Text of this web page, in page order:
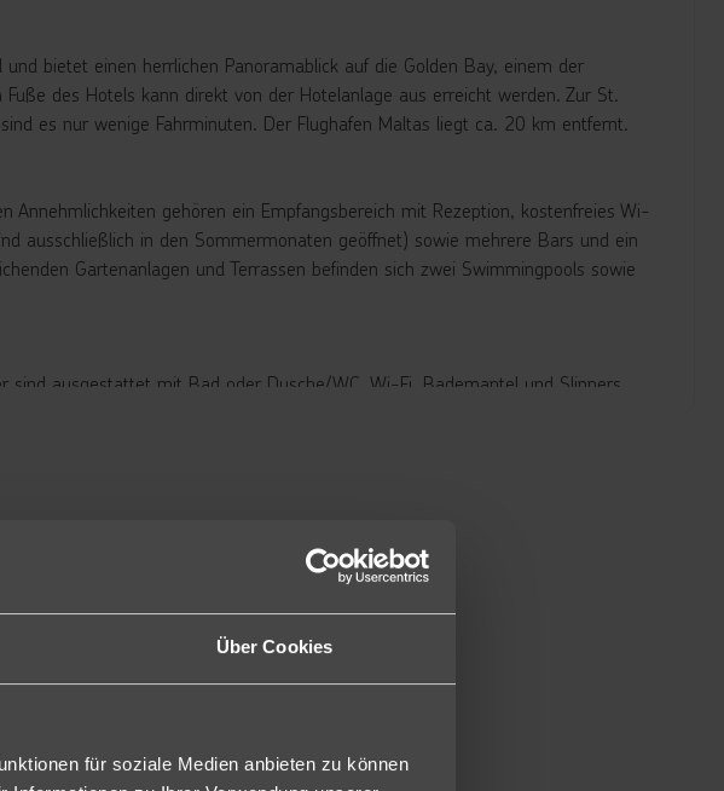
Über Cookies
für soziale Medien anbieten zu können
bietet einen herrlichen Panoramablick auf die Golden Bay, einem der
des Hotels kann direkt von der Hotelanlage aus erreicht werden. Zur St.
es nur wenige Fahrminuten. Der Flughafen Maltas liegt ca. 20 km entfernt.
Annehmlichkeiten gehören ein Empfangsbereich mit Rezeption, kostenfreies Wi-
ausschließlich in den Sommermonaten geöffnet) sowie mehrere Bars und ein
Gartenanlagen und Terrassen befinden sich zwei Swimmingpools sowie
sind ausgestattet mit Bad oder Dusche/WC, Wi-Fi, Bademantel und Slippers,